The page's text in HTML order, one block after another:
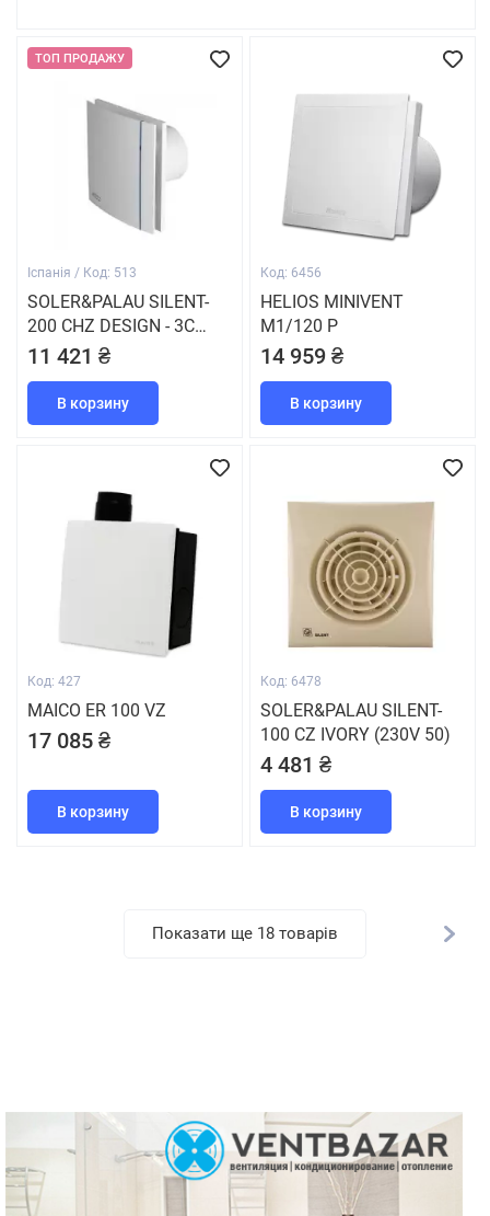
ТОП ПРОДАЖУ
Іспанія / Код: 513
SOLER&PALAU SILENT-
200 CHZ DESIGN - 3C
(230V 50)
11 421 ₴
В корзину
Код: 6456
HELIOS MINIVENT
M1/120 P
14 959 ₴
В корзину
Код: 427
MAICO ER 100 VZ
17 085 ₴
В корзину
Код: 6478
SOLER&PALAU SILENT-
100 CZ IVORY (230V 50)
4 481 ₴
В корзину
Показати ще 18 товарів